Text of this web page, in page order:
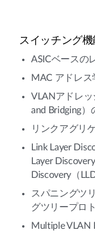
スイッチング機
ASICベースの
MAC アドレス
VLANアドレッ
and Bridging）
リンクアグリ
Link Layer
Layer
Discovery（
スパニングツ
グツリープロ
Multiple VLAN